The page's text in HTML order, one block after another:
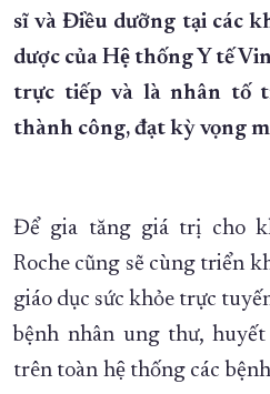
sĩ và Điều dưỡng tại các
dược của Hệ thống Y tế
trực tiếp và là nhân tố
thành công, đạt kỳ vọng
Để gia tăng giá trị cho
Roche cũng sẽ cùng triển
giáo dục sức khỏe trực
bệnh nhân ung thư,
trên toàn hệ thống các